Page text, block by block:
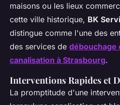
maisons ou les lieux
cette ville historique, BK
distingue comme l'une des
des services de débouchage
canalisation à Strasbourg.
Interventions Rapides et
La promptitude d'une